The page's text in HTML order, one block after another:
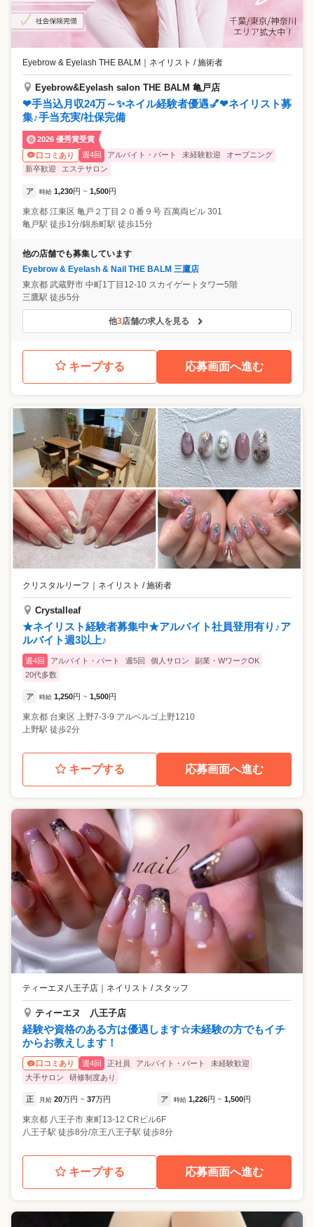
Eyebrow & Eyelash THE BALM ネイリスト / 施術者
Eyebrow&Eyelash salon THE BALM 亀戸店
❤手当込月収24万～✨ネイル経験者優遇💅❤ネイリスト募
集♪手当充実/社保完備
2026 優秀賞受賞
口コミあり
週4回 アルバイト・パート 未経験歓迎
オープニング
新卒歓迎
エステサロン
ア 時給 1,230円 ~ 1,500円
東京都 江東区 亀戸２丁目２０番９号 百萬両ビル 301
亀戸駅 徒歩1分/錦糸町駅 徒歩15分
他の店舗でも募集しています
Eyebrow & Eyelash & Nail THE BALM 三鷹店
東京都 武蔵野市 中町1丁目12-10 スカイゲートタワー5階
三鷹駅 徒歩5分
他3店舗の求人を見る
キープする 応募画面へ進む
クリスタルリーフ ネイリスト / 施術者
Crystalleaf
★ネイリスト経験者募集中★アルバイト社員登用有り♪ア
ルバイト週3以上♪
週4回 アルバイト・パート 週5回 個人サロン
副業・WワークOK
20代多数
ア 時給 1,250円 ~ 1,500円
東京都 台東区 上野7-3-9 アルベルゴ上野1210
上野駅 徒歩2分
キープする 応募画面へ進む
ティーエヌ八王子店 ネイリスト / スタッフ
ティーエヌ 八王子店
経験や資格のある方は優遇します☆未経験の方でもイチ
からお教えします！
口コミあり 週4回 正社員 アルバイト・パート
未経験歓迎
大手サロン
研修制度あり
正 月給 20万円 ~ 37万円 ア 時給 1,226円 ~ 1,500円
東京都 八王子市 東町13-12 CRビル6F
八王子駅 徒歩8分/京王八王子駅 徒歩8分
キープする 応募画面へ進む